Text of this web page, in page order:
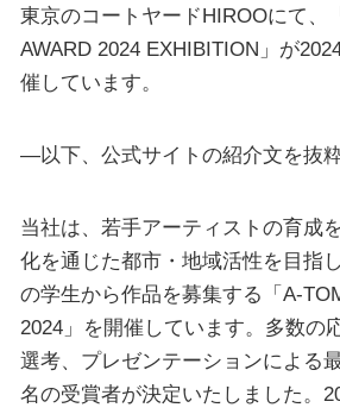
東京のコートヤードHIROOにて、
AWARD 2024 EXHIBITION」が
催しています。
—以下、公式サイトの紹介文を抜
当社は、若手アーティストの育成
化を通じた都市・地域活性を目指
の学生から作品を募集する「A-
2024」を開催しています。多数の
選考、プレゼンテーションによる
名の受賞者が決定いたしました。